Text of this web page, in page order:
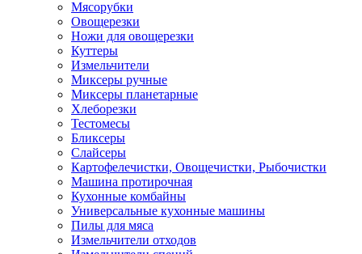
Мясорубки
Овощерезки
Ножи для овощерезки
Куттеры
Измельчители
Миксеры ручные
Миксеры планетарные
Хлеборезки
Тестомесы
Бликсеры
Слайсеры
Картофелечистки, Овощечистки, Рыбочистки
Машина протирочная
Кухонные комбайны
Универсальные кухонные машины
Пилы для мяса
Измельчители отходов